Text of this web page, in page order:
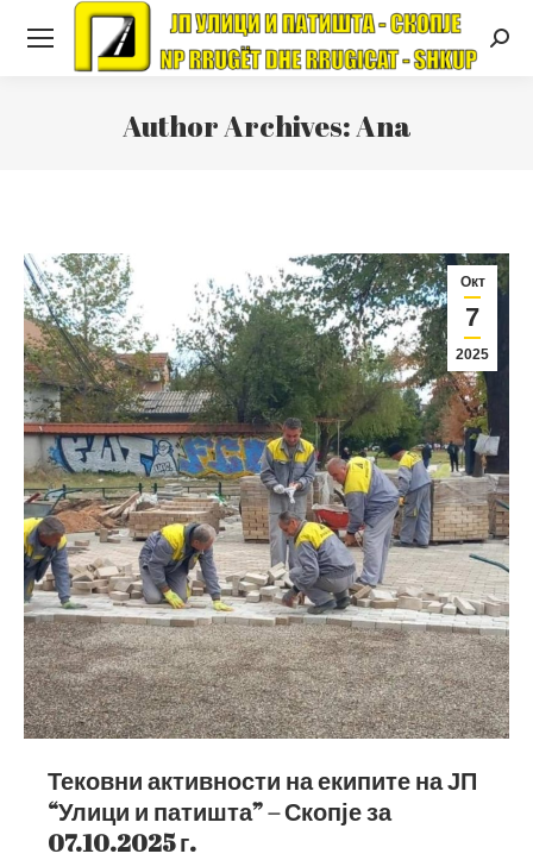
Author Archives:Ana
Окт
7
2025
Тековни активности на екипите на ЈП
“Улици и патишта” – Скопје за
07.10.2025 г.